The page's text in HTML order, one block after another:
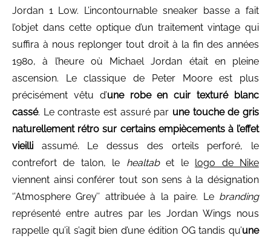
Jordan 1 Low. L’incontournable sneaker basse a fait
l’objet dans cette optique d’un traitement vintage qui
suffira à nous replonger tout droit à la fin des années
1980, à l’heure où Michael Jordan était en pleine
ascension. Le classique de Peter Moore est plus
précisément vêtu d’une robe en cuir texturé blanc
cassé. Le contraste est assuré par une touche de gris
naturellement rétro sur certains empiècements à l’effet
vieilli assumé. Le dessus des orteils perforé, le
contrefort de talon, le healtabet le logo de Nike
viennent ainsi conférer tout son sens à la désignation
‘’Atmosphere Grey’’ attribuée à la paire. Le branding
représenté entre autres par les Jordan Wings nous
rappelle qu’il s’agit bien d’une édition OG tandis qu’une